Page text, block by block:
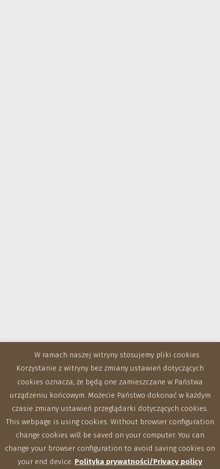
W ramach naszej witryny stosujemy pliki cookies.
Korzystanie z witryny bez zmiany ustawień dotyczących
cookies oznacza, że będą one zamieszczane w Państwa
urządzeniu końcowym. Możecie Państwo dokonać w każdym
czasie zmiany ustawień przeglądarki dotyczących cookies.
This webpage is using cookies. Without browser configuration
change cookies will be saved on your computer. You can
change your browser configuration to avoid saving cookies on
your end device. Polityka prywatności/Privacy policy